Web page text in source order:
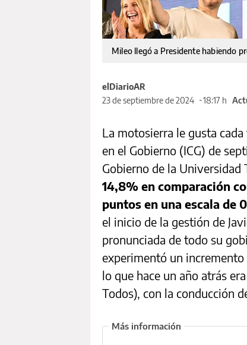
Mileo llegó a Presidente habiendo
elDiarioAR
23 de septiembre de 2024
18:17 h
La motosierra le gusta
en el Gobierno (ICG) de
Gobierno de la
14,8% en comparación
puntos en una escala de
el inicio de la gestión de
pronunciada de todo su
experimentó un incremento
lo que hace un año atrás
Todos), con la conducción